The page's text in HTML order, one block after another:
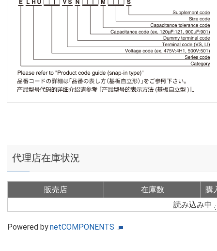
代理店在庫状況
販売店 在庫数
購
読み込み中
Powered bynetCOMPONENTS